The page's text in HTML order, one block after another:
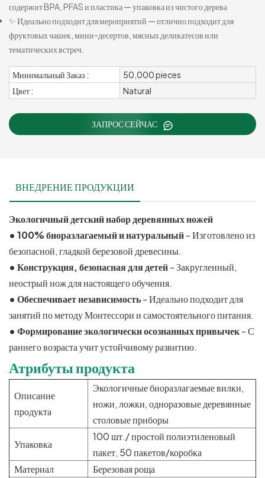
содержит BPA, PFAS и пластика — упаковка из чистого дерева
✨ Идеально подходит для мероприятий — отлично подходит для
фруктовых чашек, мини-десертов, мясных деликатесов или
тематических встреч.
Минимальный Заказ :
50,000 pieces
Цвет :
Natural
ЗАПРОС СЕЙЧАС
ВНЕДРЕНИЕ ПРОДУКЦИИ
Экологичный детский набор деревянных ножей
• 100% биоразлагаемый и натуральный- Изготовлено из
безопасной, гладкой березовой древесины.
• Конструкция, безопасная для детей- Закругленный,
неострый нож для настоящего обучения.
• Обеспечивает независимость- Идеально подходит для
занятий по методу Монтессори и самостоятельного питания.
• Формирование экологически осознанных привычек- С
раннего возраста учит устойчивому развитию.
Атрибуты продукта
Описание
продукта
Экологичные биоразлагаемые вилки,
ножи, ложки, одноразовые деревянные
столовые приборы
Упаковка
100 шт./ простой полиэтиленовый
пакет, 50 пакетов/коробка
Материал
Березовая роща